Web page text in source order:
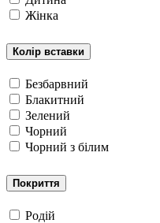
Жінка
Колір вставки
Безбарвний
Блакитний
Зелений
Чорний
Чорний з білим
Покриття
Родій